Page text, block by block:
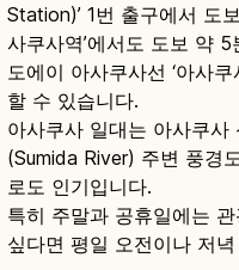
Station)’ 1번 출구에서 도
사쿠사역’에서도 도보 약
도에이 아사쿠사선 ‘아사
할 수 있습니다.
아사쿠사 일대는 아사쿠
(Sumida River) 주변 풍경
로도 인기입니다.
특히 주말과 공휴일에는
싶다면 평일 오전이나 저